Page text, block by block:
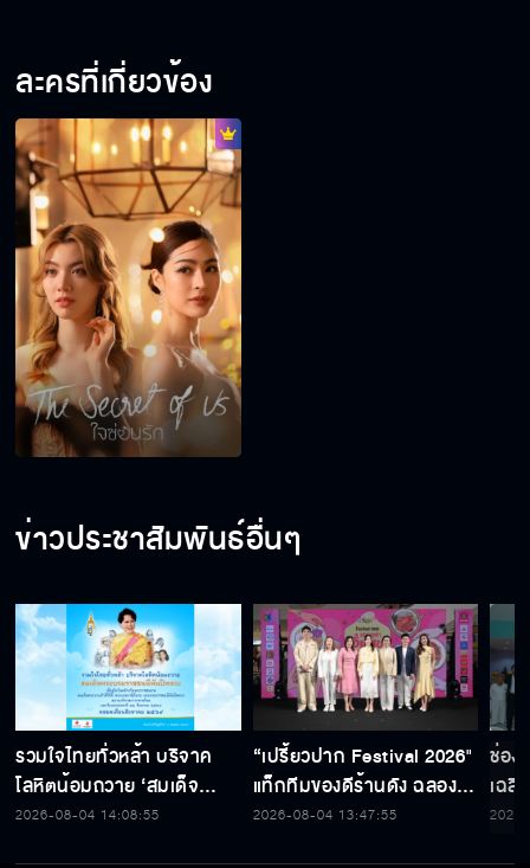
ละครที่เกี่ยวข้อง
ข่าวประชาสัมพันธ์อื่นๆ
รวมใจไทยทั่วหล้า บริจาค
โลหิตน้อมถวาย ‘สมเด็จ
พระบรมราชชนนีพันปีหลวง’
2026-08-04 14:08:55
“เปรี้ยวปาก Festival 2026"
แท็กทีมของดีร้านดัง ฉลอง
ก้าวสู่ปีที่ 23
2026-08-04 13:47:55
ช่อง
เฉลิ
สมเ